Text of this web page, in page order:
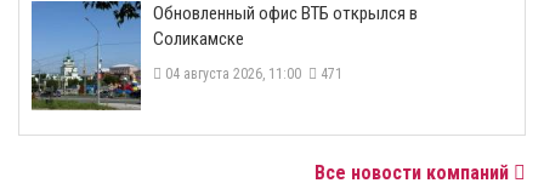
​Обновленный офис ВТБ открылся в
Соликамске
04 августа 2026, 11:00 471
Все новости компаний